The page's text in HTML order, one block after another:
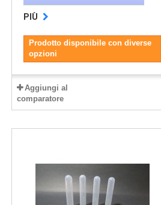
PIÙ
Prodotto disponibile con diverse
opzioni
Aggiungi al
comparatore